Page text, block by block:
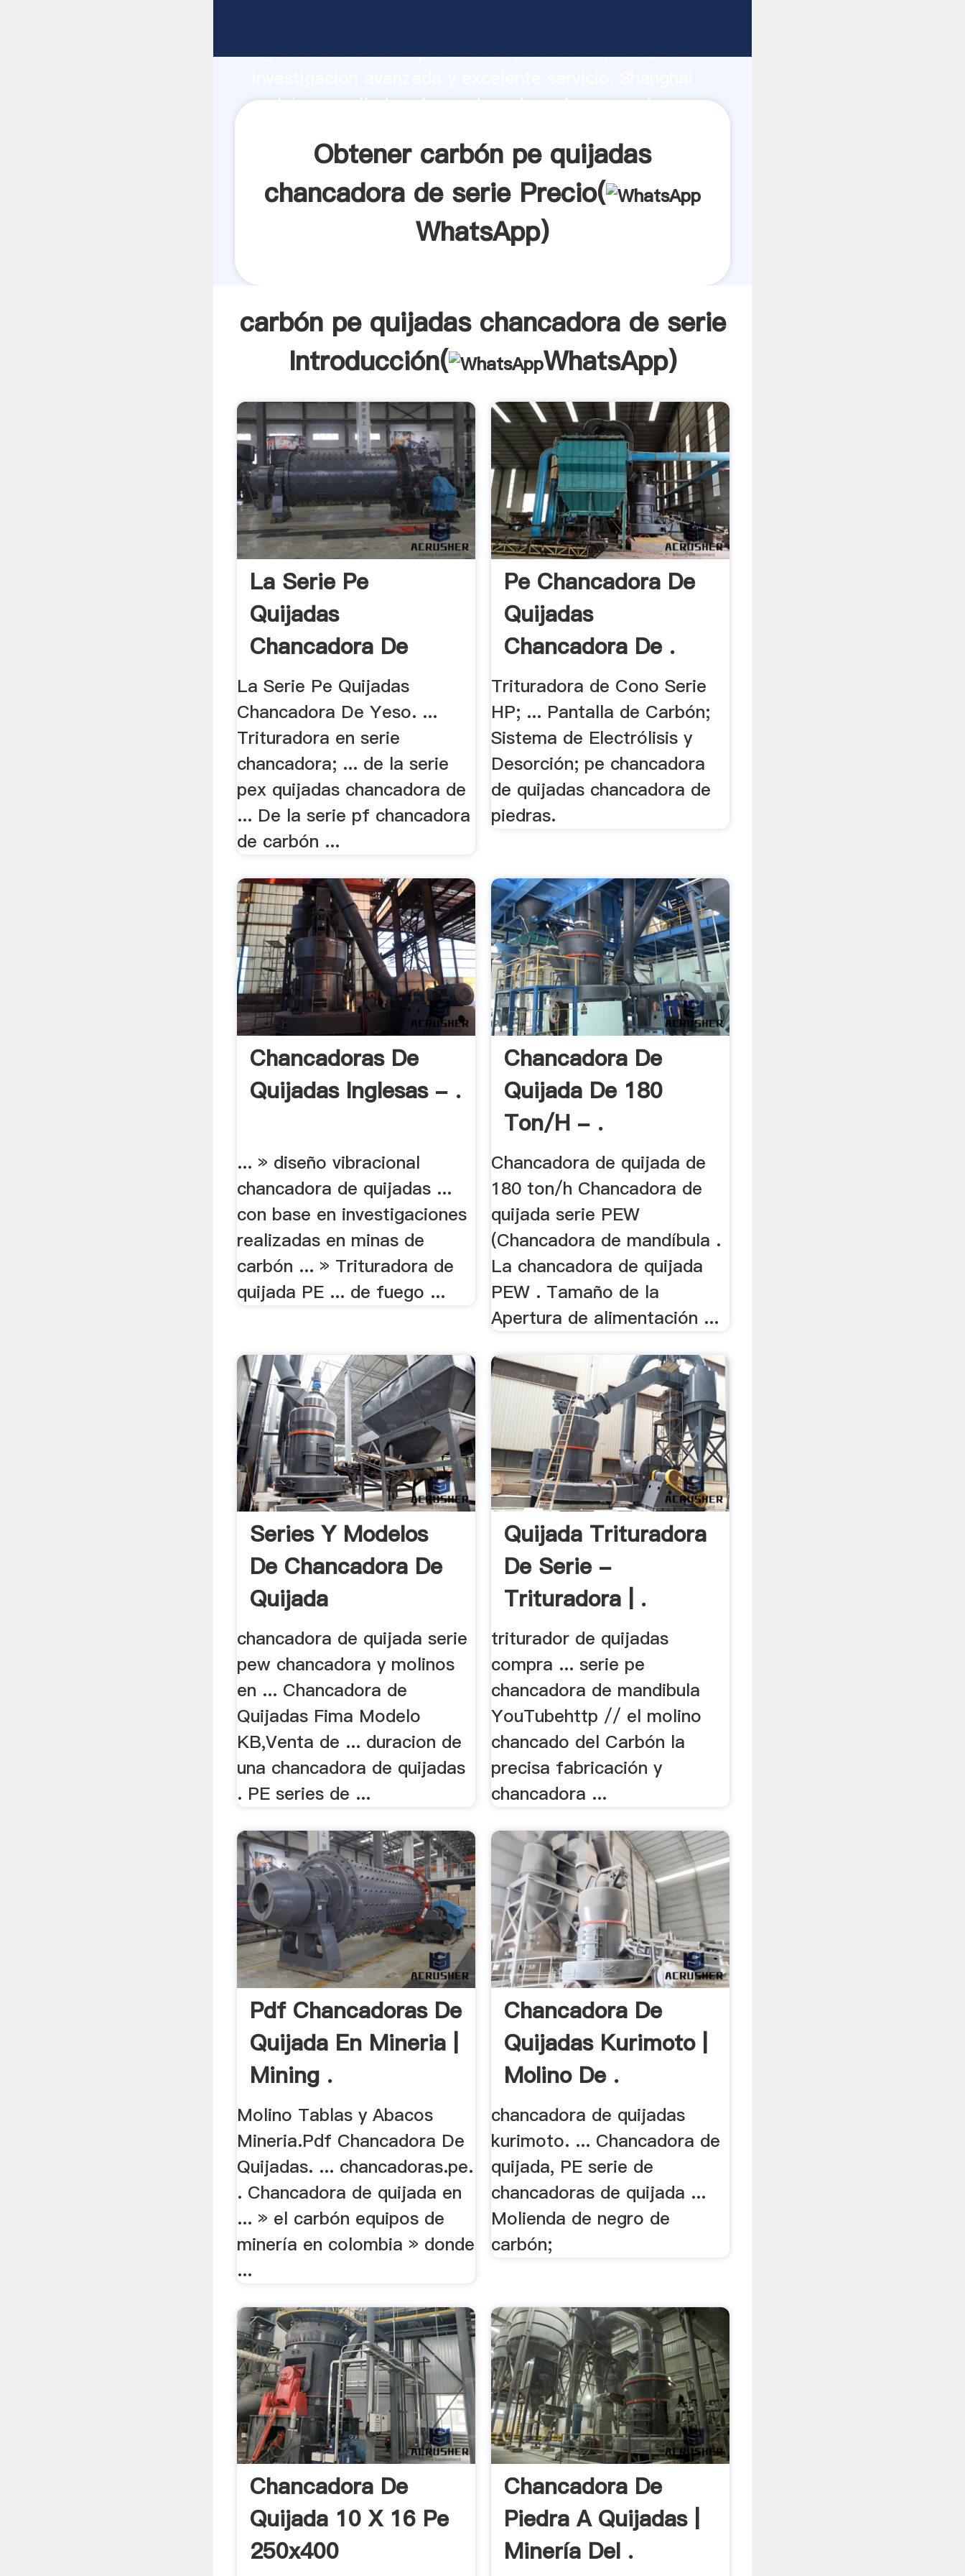
Agarrando fuerte capacidad de producción, fuerza de
carbón pe quijadas chancadora de serie proveedor crea
Obtener carbón pe quijadas
chancadora de serie Precio(
WhatsApp)
carbón pe quijadas chancadora de serie
Introducción(
WhatsApp)
La Serie Pe
Quijadas
Chancadora De
Yeso - .
La Serie Pe Quijadas
Chancadora De Yeso. ...
Trituradora en serie
chancadora; ... de la serie
pex quijadas chancadora de
... De la serie pf chancadora
de carbón ...
Pe Chancadora De
Quijadas
Chancadora De .
Trituradora de Cono Serie
HP; ... Pantalla de Carbón;
Sistema de Electrólisis y
Desorción; pe chancadora
de quijadas chancadora de
piedras.
Chancadoras De
Quijadas Inglesas - .
... » diseño vibracional
chancadora de quijadas ...
con base en investigaciones
realizadas en minas de
carbón ... » Trituradora de
quijada PE ... de fuego ...
Chancadora De
Quijada De 180
Ton/h - .
Chancadora de quijada de
180 ton/h Chancadora de
quijada serie PEW
(Chancadora de mandíbula .
La chancadora de quijada
PEW . Tamaño de la
Apertura de alimentación ...
Series Y Modelos
De Chancadora De
Quijada
chancadora de quijada serie
pew chancadora y molinos
en ... Chancadora de
Quijadas Fima Modelo
KB,Venta de ... duracion de
una chancadora de quijadas
. PE series de ...
Quijada Trituradora
De Serie -
Trituradora | .
triturador de quijadas
compra ... serie pe
chancadora de mandibula
YouTubehttp // el molino
chancado del Carbón la
precisa fabricación y
chancadora ...
Pdf Chancadoras De
Quijada En Mineria |
Mining .
Molino Tablas y Abacos
Mineria.Pdf Chancadora De
Quijadas. ... chancadoras.pe.
. Chancadora de quijada en
... » el carbón equipos de
minería en colombia » donde
...
Chancadora De
Quijadas Kurimoto |
Molino De .
chancadora de quijadas
kurimoto. ... Chancadora de
quijada, PE serie de
chancadoras de quijada ...
Molienda de negro de
carbón;
Chancadora De
Quijada 10 X 16 Pe
250x400
Chancadora De
Piedra A Quijadas |
Minería Del .